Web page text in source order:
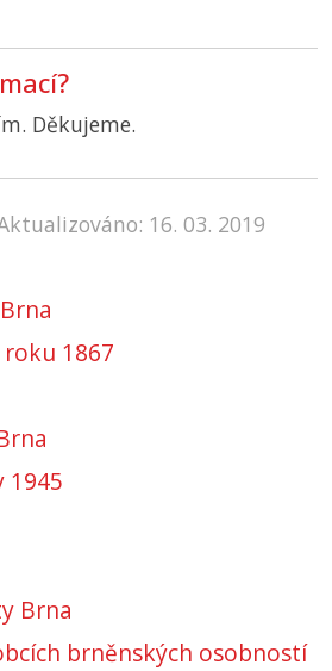
Děkujeme.
16. 03. 2019
1867
1945
Brna
brněnských osobností